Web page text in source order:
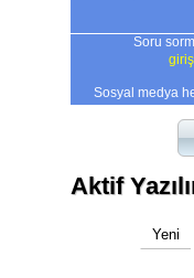
Soru
Sosyal medya
Aktif
Yeni